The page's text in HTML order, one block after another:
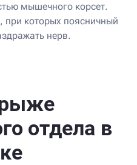
мышечного корсет.
при которых поясничный
нерв.
отдела в